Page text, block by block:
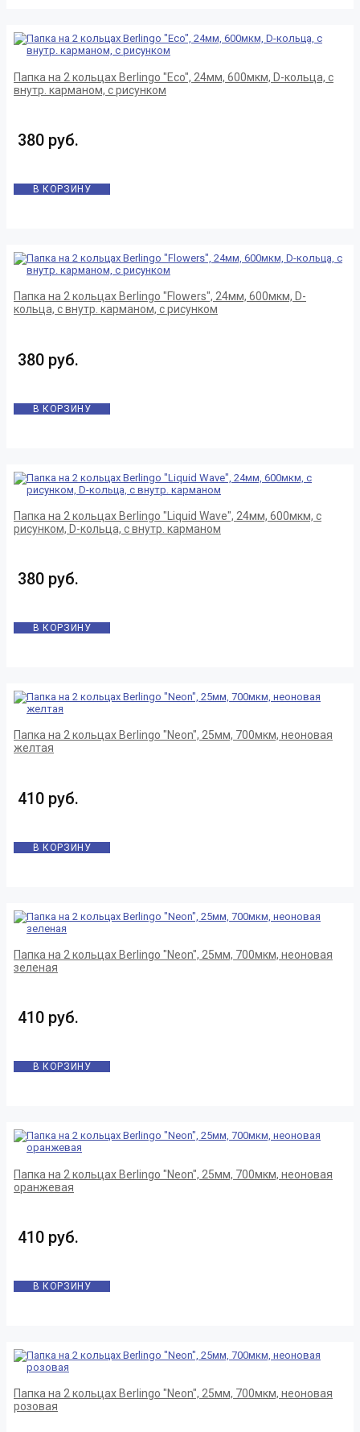
Папка на 2 кольцах Berlingo "Eco", 24мм, 600мкм, D-кольца, с
внутр. карманом, с рисунком
380 руб.
В КОРЗИНУ
Папка на 2 кольцах Berlingo "Flowers", 24мм, 600мкм, D-
кольца, с внутр. карманом, с рисунком
380 руб.
В КОРЗИНУ
Папка на 2 кольцах Berlingo "Liquid Wave", 24мм, 600мкм, с
рисунком, D-кольца, с внутр. карманом
380 руб.
В КОРЗИНУ
Папка на 2 кольцах Berlingo "Neon", 25мм, 700мкм, неоновая
желтая
410 руб.
В КОРЗИНУ
Папка на 2 кольцах Berlingo "Neon", 25мм, 700мкм, неоновая
зеленая
410 руб.
В КОРЗИНУ
Папка на 2 кольцах Berlingo "Neon", 25мм, 700мкм, неоновая
оранжевая
410 руб.
В КОРЗИНУ
Папка на 2 кольцах Berlingo "Neon", 25мм, 700мкм, неоновая
розовая